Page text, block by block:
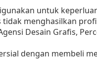
untuk
menghasilkan
Desain Grafis,
dengan membeli